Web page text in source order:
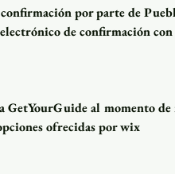
por parte de
de confirmación con
GetYourGuide al momento
ofrecidas por wix